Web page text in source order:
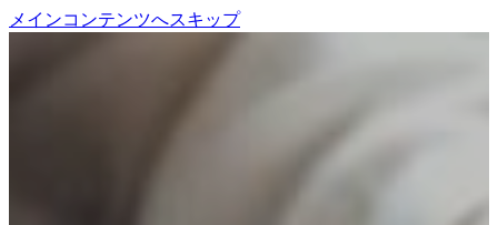
メインコンテンツへスキップ